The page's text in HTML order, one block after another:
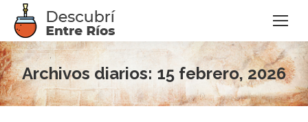
Archivos diarios: 15 febrero, 2026